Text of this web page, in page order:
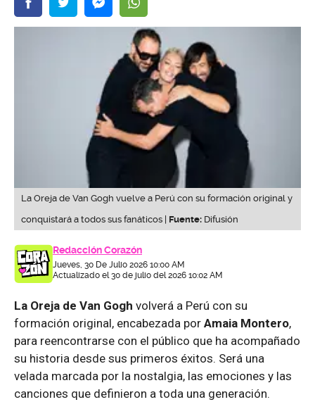
La Oreja de Van Gogh vuelve a Perú con su formación original y
conquistará a todos sus fanáticos | Fuente: Difusión
Redacción Corazón
Jueves, 30 De Julio 2026 10:00 AM
Actualizado el 30 de julio del 2026 10:02 AM
La Oreja de Van Gogh volverá a Perú con su
formación original, encabezada por Amaia Montero,
para reencontrarse con el público que ha acompañado
su historia desde sus primeros éxitos. Será una
velada marcada por la nostalgia, las emociones y las
canciones que definieron a toda una generación.